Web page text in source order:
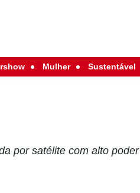
Mulher Sustentável
por satélite com alto poder